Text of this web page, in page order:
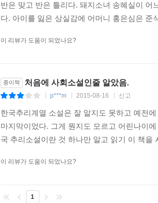
반은 맞고 반은 틀리다. 돼지소녀 송혜실이
다. 아이를 잃은 상실감에 어머니 홍은심은
이 리뷰가 도움이 되었나요?
종이책 처음에 사회소설인줄 알았음.
p***m 2015-08-16 신고
한국추리계열 소설은 잘 알지도 못하고 예전
마지막이었다. 그게 뭔지도 모르고 어린나이
국 추리소설이란 것 하나만 알고 읽기 이 책
이 리뷰가 도움이 되었나요?
1